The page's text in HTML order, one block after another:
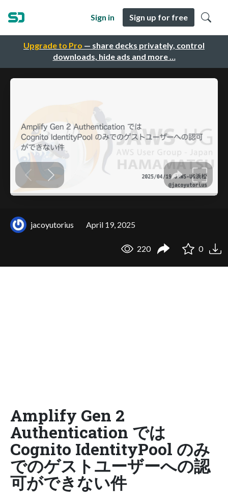
Upgrade to Pro — share decks privately, control
downloads, hide ads and more …
Sign in Sign up for free
jacoyutorius April 19, 2025
220 0
Amplify Gen 2
Authentication では
Cognito IdentityPool のみ
でのゲストユーザーへの認
可ができない件